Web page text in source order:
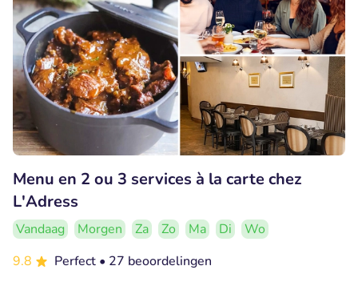
Menu en 2 ou 3 services à la carte chez
L'Adress
Vandaag Morgen Za Zo Ma Di
Wo
9.8
Perfect • 27 beoordelingen